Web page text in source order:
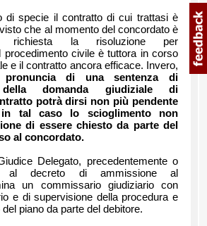
di specie il contratto di cui trattasi è
che al momento del concordato è
richiesta la risoluzione per
procedimento civile è tuttora in corso
e il contratto ancora efficace. Invero,
di una sentenza di
della domanda giudiziale di
potrà dirsi non più pendente
tal caso lo scioglimento non
di essere chiesto da parte del
al concordato.
Delegato, precedentemente o
al decreto di ammissione al
un commissario giudiziario con
e di supervisione della procedura e
piano da parte del debitore.